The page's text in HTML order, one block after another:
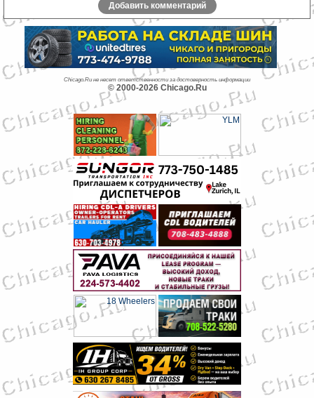
Добавить комментарий
Chicago.Ru не несет ответственности за достоверность информации
© 2000-2026 Chicago.Ru